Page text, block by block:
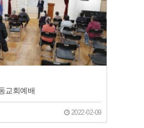
교회예배
2022-02-09